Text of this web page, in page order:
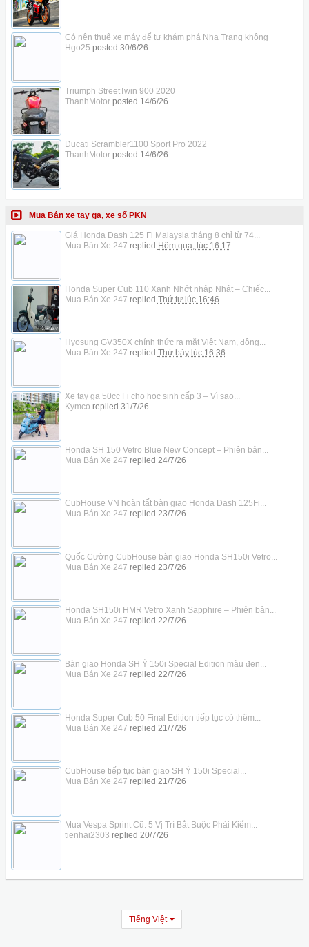
Có nên thuê xe máy để tự khám phá Nha Trang không
Hgo25 posted 30/6/26
Triumph StreetTwin 900 2020
ThanhMotorposted 14/6/26
Ducati Scrambler1100 Sport Pro 2022
ThanhMotorposted 14/6/26
Mua Bán xe tay ga, xe số PKN
Giá Honda Dash 125 Fi Malaysia tháng 8 chỉ từ 74...
Mua Bán Xe 247 replied Hôm qua, lúc 16:17
Honda Super Cub 110 Xanh Nhớt nhập Nhật – Chiếc...
Mua Bán Xe 247 replied Thứ tư lúc 16:46
Hyosung GV350X chính thức ra mắt Việt Nam, động...
Mua Bán Xe 247 replied Thứ bảy lúc 16:36
Xe tay ga 50cc Fi cho học sinh cấp 3 – Vì sao...
Kymco replied 31/7/26
Honda SH 150 Vetro Blue New Concept – Phiên bản...
Mua Bán Xe 247 replied 24/7/26
CubHouse VN hoàn tất bàn giao Honda Dash 125Fi...
Mua Bán Xe 247 replied 23/7/26
Quốc Cường CubHouse bàn giao Honda SH150i Vetro...
Mua Bán Xe 247 replied 23/7/26
Honda SH150i HMR Vetro Xanh Sapphire – Phiên bản...
Mua Bán Xe 247 replied 22/7/26
Bàn giao Honda SH Ý 150i Special Edition màu đen...
Mua Bán Xe 247 replied 22/7/26
Honda Super Cub 50 Final Edition tiếp tục có thêm...
Mua Bán Xe 247 replied 21/7/26
CubHouse tiếp tục bàn giao SH Ý 150i Special...
Mua Bán Xe 247 replied 21/7/26
Mua Vespa Sprint Cũ: 5 Vị Trí Bắt Buộc Phải Kiểm...
tienhai2303 replied 20/7/26
Tiếng Việt